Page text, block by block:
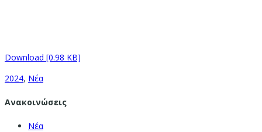
Download [0.98 KB]
2024, Νέα
Ανακοινώσεις
Νέα